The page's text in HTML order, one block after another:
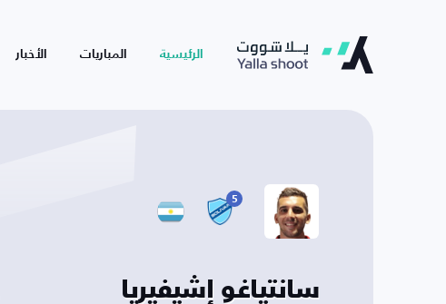
الرئيسية المباريات الأخبار
5
سانتياغو إشيفيريا